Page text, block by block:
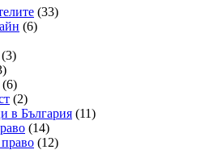
(33)
(6)
(3)
(6)
(2)
в България (11)
(14)
(12)